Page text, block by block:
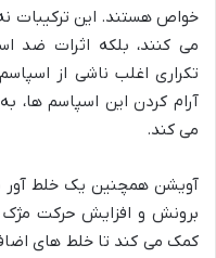
خواص هستند. این ترکیبات
می کنند، بلکه اثرات ضد
تکراری اغلب ناشی از
آرام کردن این اسپاسم
می کند.
آویشن همچنین یک خلط
برونش و افزایش حرکت
کمک می کند تا خلط های